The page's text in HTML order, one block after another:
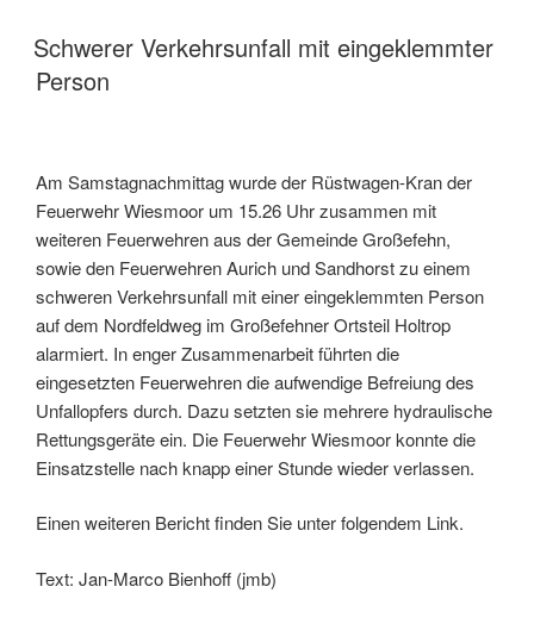
Schwerer Verkehrsunfall mit eingeklemmter
Person
Am Samstagnachmittag wurde der Rüstwagen-Kran der
Feuerwehr Wiesmoor um 15.26 Uhr zusammen mit
weiteren Feuerwehren aus der Gemeinde Großefehn,
sowie den Feuerwehren Aurich und Sandhorst zu einem
schweren Verkehrsunfall mit einer eingeklemmten Person
auf dem Nordfeldweg im Großefehner Ortsteil Holtrop
alarmiert. In enger Zusammenarbeit führten die
eingesetzten Feuerwehren die aufwendige Befreiung des
Unfallopfers durch. Dazu setzten sie mehrere hydraulische
Rettungsgeräte ein. Die Feuerwehr Wiesmoor konnte die
Einsatzstelle nach knapp einer Stunde wieder verlassen.
Einen weiteren Bericht finden Sie unter folgendem Link.
Text: Jan-Marco Bienhoff (jmb)